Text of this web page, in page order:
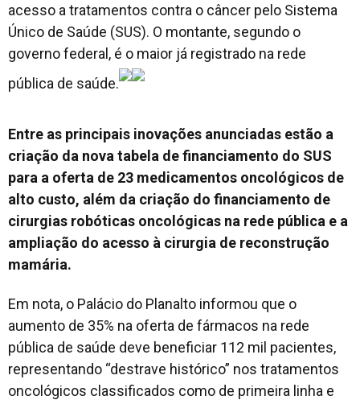
acesso a tratamentos contra o câncer pelo Sistema
Único de Saúde (SUS). O montante, segundo o
governo federal, é o maior já registrado na rede
pública de saúde.
Entre as principais inovações anunciadas estão a
criação da nova tabela de financiamento do SUS
para a oferta de 23 medicamentos oncológicos de
alto custo, além da criação do financiamento de
cirurgias robóticas oncológicas na rede pública e a
ampliação do acesso à cirurgia de reconstrução
mamária.
Em nota, o Palácio do Planalto informou que o
aumento de 35% na oferta de fármacos na rede
pública de saúde deve beneficiar 112 mil pacientes,
representando “destrave histórico” nos tratamentos
oncológicos classificados como de primeira linha e